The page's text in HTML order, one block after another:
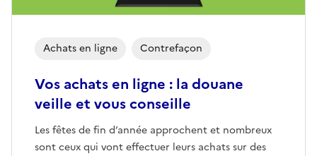
Achats en ligne Contrefaçon
Vos achats en ligne : la douane
veille et vous conseille
Les fêtes de fin d’année approchent et nombreux
sont ceux qui vont effectuer leurs achats sur des